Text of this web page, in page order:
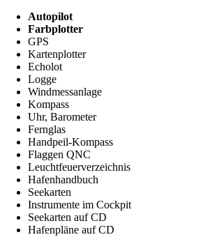
Autopilot
Farbplotter
GPS
Kartenplotter
Echolot
Logge
Windmessanlage
Kompass
Uhr, Barometer
Fernglas
Handpeil-Kompass
Flaggen QNC
Leuchtfeuerverzeichnis
Hafenhandbuch
Seekarten
Instrumente im Cockpit
Seekarten auf CD
Hafenpläne auf CD